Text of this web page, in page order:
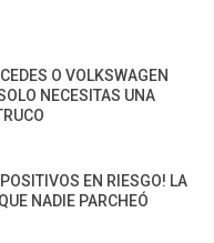
O VOLKSWAGEN
NECESITAS UNA
EN RIESGO! LA
NADIE PARCHEÓ